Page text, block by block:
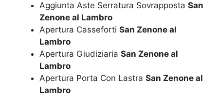
Aggiunta Aste Serratura Sovrapposta San
Zenone al Lambro
Apertura Casseforti San Zenone al
Lambro
Apertura Giudiziaria San Zenone al
Lambro
Apertura Porta Con Lastra San Zenone al
Lambro